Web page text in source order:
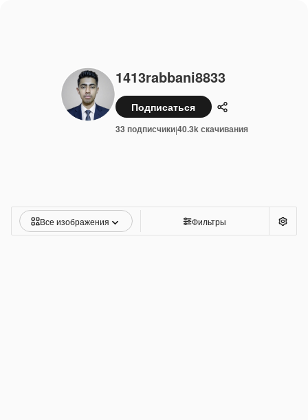
1413rabbani8833
Подписаться Поделиться
33 подписчики|40.3k скачивания
Все изображения Фильтры